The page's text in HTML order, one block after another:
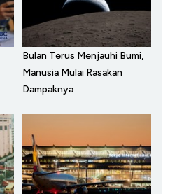
Bulan Terus Menjauhi Bumi,
Manusia Mulai Rasakan
Dampaknya